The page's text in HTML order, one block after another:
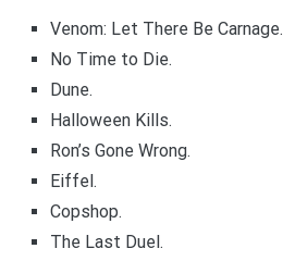
Venom: Let There Be Carnage.
No Time to Die.
Dune.
Halloween Kills.
Ron’s Gone Wrong.
Eiffel.
Copshop.
The Last Duel.